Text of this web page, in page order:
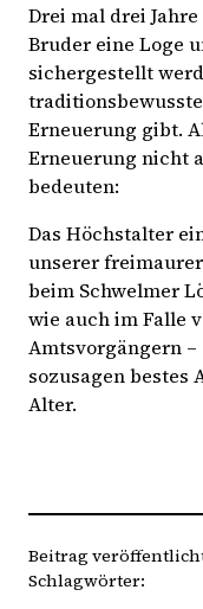
Drei mal drei
Bruder eine Loge
sichergestellt
Erneuerung gibt.
Erneuerung nicht
bedeuten:
Das Höchstalter
unserer
beim Schwelmer
wie auch im Falle
Amtsvorgängern –
sozusagen bestes
Alter.
Beitrag
Schlagwörter: